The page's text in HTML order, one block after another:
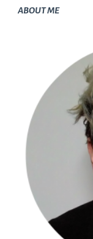
ABOUT ME